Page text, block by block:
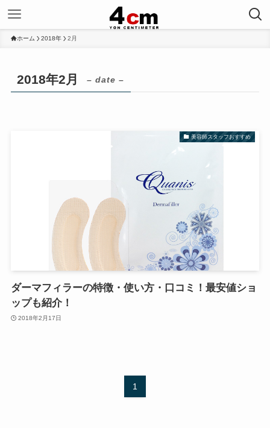
ホーム 2018年 2月
2018年2月 – date –
美容師スタッフおすすめ
ダーマフィラーの特徴・使い方・口コミ！最安値ショ
ップも紹介！
2018年2月17日
1